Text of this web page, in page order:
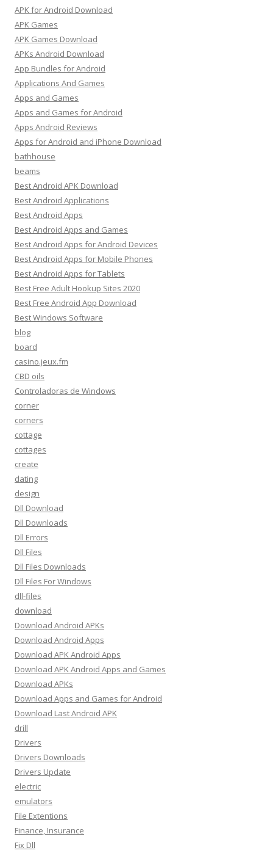
APK for Android Download
APK Games
APK Games Download
APKs Android Download
App Bundles for Android
Applications And Games
Apps and Games
Apps and Games for Android
Apps Android Reviews
Apps for Android and iPhone Download
bathhouse
beams
Best Android APK Download
Best Android Applications
Best Android Apps
Best Android Apps and Games
Best Android Apps for Android Devices
Best Android Apps for Mobile Phones
Best Android Apps for Tablets
Best Free Adult Hookup Sites 2020
Best Free Android App Download
Best Windows Software
blog
board
casino.jeux.fm
CBD oils
Controladoras de Windows
corner
corners
cottage
cottages
create
dating
design
Dll Download
Dll Downloads
Dll Errors
Dll Files
Dll Files Downloads
Dll Files For Windows
dll-files
download
Download Android APKs
Download Android Apps
Download APK Android Apps
Download APK Android Apps and Games
Download APKs
Download Apps and Games for Android
Download Last Android APK
drill
Drivers
Drivers Downloads
Drivers Update
electric
emulators
File Extentions
Finance, Insurance
Fix Dll